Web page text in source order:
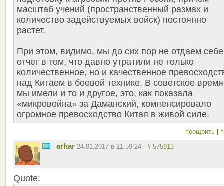
масштаб учений (пространственный размах и
количество задействуемых войск) постоянно
растет.
При этом, видимо, мы до сих пор не отдаем себе
отчет в том, что давно утратили не только
количественное, но и качественное
над Китаем в боевой технике. В советское время
мы имели и то и другое, это, как показала
«микровойна» за Даманский, компенсировало
огромное превосходство Китая в живой силе.
поощрить |
arhar 24.01.2017 в 21:59:24 # 575913
Quote: